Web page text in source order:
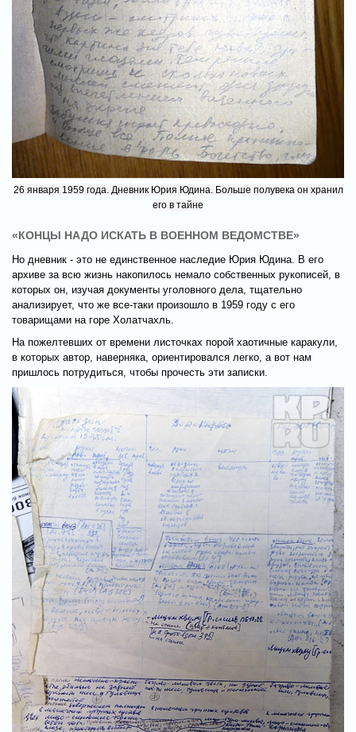
26 января 1959 года. Дневник Юрия Юдина. Больше полувека он хранил
его в тайне
«КОНЦЫ НАДО ИСКАТЬ В ВОЕННОМ ВЕДОМСТВЕ»
Но дневник - это не единственное наследие Юрия Юдина. В его
архиве за всю жизнь накопилось немало собственных рукописей, в
которых он, изучая документы уголовного дела, тщательно
анализирует, что же все-таки произошло в 1959 году с его
товарищами на горе Холатчахль.
На пожелтевших от времени листочках порой хаотичные каракули,
в которых автор, наверняка, ориентировался легко, а вот нам
пришлось потрудиться, чтобы прочесть эти записки.